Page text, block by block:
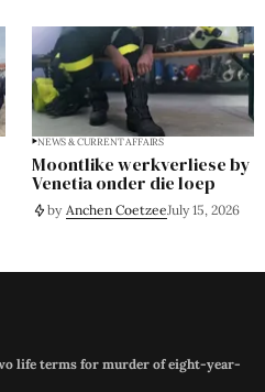
NEWS & CURRENT AFFAIRS
Moontlike werkverliese by
Venetia onder die loep
by Anchen CoetzeeJuly 15, 2026
life terms for murder of eight-year-